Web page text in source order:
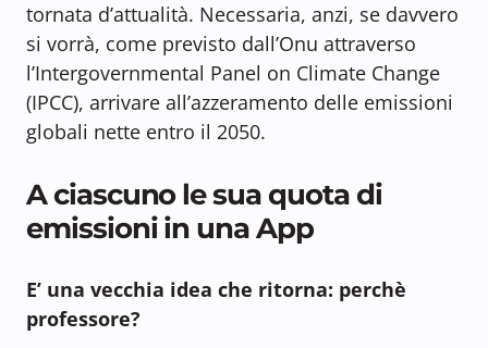
tornata d’attualità. Necessaria, anzi, se davvero
si vorrà, come previsto dall’Onu attraverso
l’Intergovernmental Panel on Climate Change
(IPCC), arrivare all’azzeramento delle emissioni
globali nette entro il 2050.
A ciascuno le sua quota di
emissioni in una App
E’ una vecchia idea che ritorna: perchè
professore?